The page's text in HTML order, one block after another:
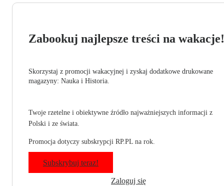
Zabookuj najlepsze treści na wakacje!
Skorzystaj z promocji wakacyjnej i zyskaj dodatkowe drukowane
magazyny: Nauka i Historia.
Twoje rzetelne i obiektywne źródło najważniejszych informacji z
Polski i ze świata.
Promocja dotyczy subskrypcji RP.PL na rok.
Subskrybuj teraz!
Zaloguj się